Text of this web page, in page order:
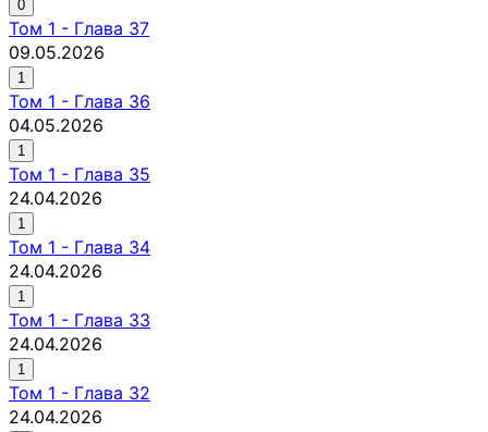
0
Том 1 - Глава 37
09.05.2026
1
Том 1 - Глава 36
04.05.2026
1
Том 1 - Глава 35
24.04.2026
1
Том 1 - Глава 34
24.04.2026
1
Том 1 - Глава 33
24.04.2026
1
Том 1 - Глава 32
24.04.2026